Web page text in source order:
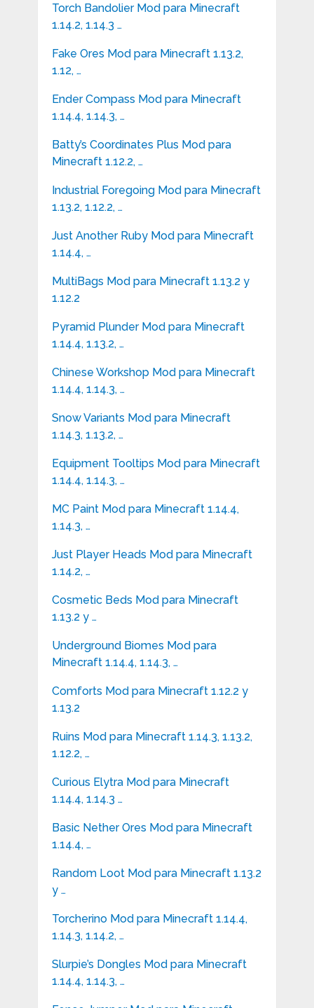
Torch Bandolier Mod para Minecraft
1.14.2, 1.14.3 …
Fake Ores Mod para Minecraft 1.13.2,
1.12, …
Ender Compass Mod para Minecraft
1.14.4, 1.14.3, …
Batty’s Coordinates Plus Mod para
Minecraft 1.12.2, …
Industrial Foregoing Mod para Minecraft
1.13.2, 1.12.2, …
Just Another Ruby Mod para Minecraft
1.14.4, …
MultiBags Mod para Minecraft 1.13.2 y
1.12.2
Pyramid Plunder Mod para Minecraft
1.14.4, 1.13.2, …
Chinese Workshop Mod para Minecraft
1.14.4, 1.14.3, …
Snow Variants Mod para Minecraft
1.14.3, 1.13.2, …
Equipment Tooltips Mod para Minecraft
1.14.4, 1.14.3, …
MC Paint Mod para Minecraft 1.14.4,
1.14.3, …
Just Player Heads Mod para Minecraft
1.14.2, …
Cosmetic Beds Mod para Minecraft
1.13.2 y …
Underground Biomes Mod para
Minecraft 1.14.4, 1.14.3, …
Comforts Mod para Minecraft 1.12.2 y
1.13.2
Ruins Mod para Minecraft 1.14.3, 1.13.2,
1.12.2, …
Curious Elytra Mod para Minecraft
1.14.4, 1.14.3 …
Basic Nether Ores Mod para Minecraft
1.14.4, …
Random Loot Mod para Minecraft 1.13.2
y …
Torcherino Mod para Minecraft 1.14.4,
1.14.3, 1.14.2, …
Slurpie’s Dongles Mod para Minecraft
1.14.4, 1.14.3, …